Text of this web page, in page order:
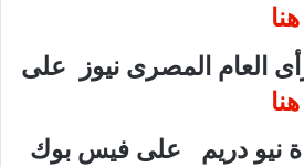
العام المصرى نيوز على
نيو دريم على فيس بوك